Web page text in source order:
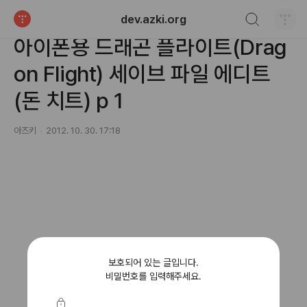
dev.azki.org
bring | steal
아이폰용 드래곤 플라이트(Drag
on Flight) 세이브 파일 에디트
(돈 치트) p 1
아즈키 2012. 10. 30. 17:18
보호되어 있는 글입니다.
비밀번호를 입력해주세요.